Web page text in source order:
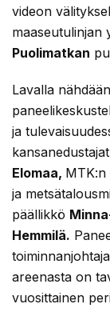
videon
maaseutulinjan
Puolimatkan
Lavalla
ja
kansanedustajat
Elomaa, MTK:n
ja
päällikkö
Hemmilä.
toiminnanjohtaja
areenasta on
vuosittainen